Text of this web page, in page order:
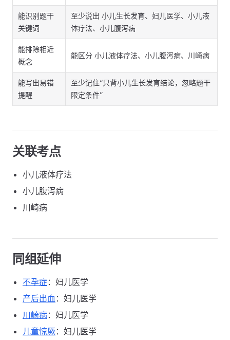
能识别题干
关键词
至少说出 小儿生长发育、妇儿医学、小儿液
体疗法、小儿腹泻病
能排除相近
概念
能区分 小儿液体疗法、小儿腹泻病、川崎病
能写出易错
提醒
至少记住“只背小儿生长发育结论，忽略题干
限定条件”
关联考点
小儿液体疗法
小儿腹泻病
川崎病
同组延伸
不孕症：妇儿医学
产后出血 ：妇儿医学
川崎病：妇儿医学
儿童惊厥：妇儿医学